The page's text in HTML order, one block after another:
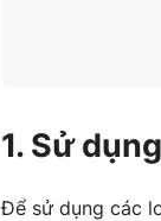
1. Sử
Để sử dụng các